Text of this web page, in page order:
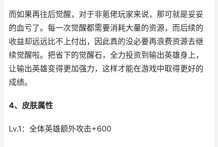
而如果再往后觉醒，对于非氪佬玩家来说，那可就是妥妥
的血亏了。每一次觉醒都需要消耗大量的资源，而后续的
收益却远远比不上付出，因此真的没必要再浪费资源去继
续觉醒啦。把省下的觉醒石，全力投资到输出英雄身上，
让输出英雄变得更加强力，这样才能在游戏中取得更好的
成绩。
4、皮肤属性
Lv.1：全体英雄额外攻击+600